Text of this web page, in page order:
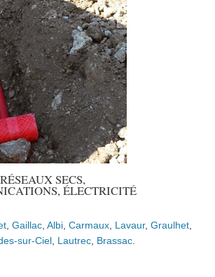
SECS,
ÉLECTRICITÉ
, Gaillac, Albi, Carmaux, Lavaur, Graulhet,
sur-Ciel, Lautrec, Brassac.